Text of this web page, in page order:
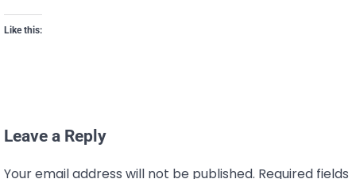
Like this:
Leave a Reply
Your email address will not be published. Required fields